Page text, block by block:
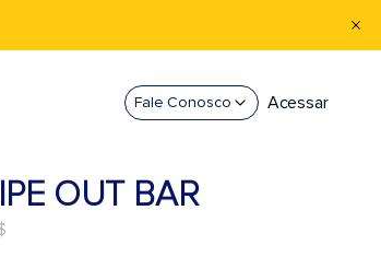
Fale Conosco Acessar
OUT BAR